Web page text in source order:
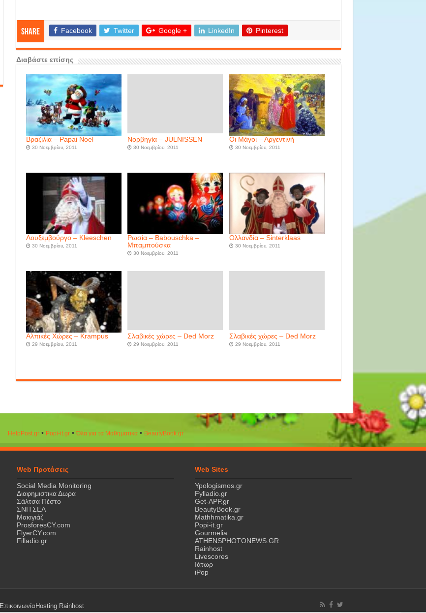
Share Facebook Twitter Google + LinkedIn Pinterest
Διαβάστε επίσης
Βραζιλία – Papai Noel
30 Νοεμβρίου, 2011
Νορβηγία – JULNISSEN
30 Νοεμβρίου, 2011
Οι Μάγοι – Αργεντινή
30 Νοεμβρίου, 2011
Λουξεμβούργο – Kleeschen
30 Νοεμβρίου, 2011
Ρωσία – Babouschka –
Μπαμπούσκα
30 Νοεμβρίου, 2011
Ολλανδία – Sinterklaas
30 Νοεμβρίου, 2011
Aλπικές Χώρες – Krampus
29 Νοεμβρίου, 2011
Σλαβικές χώρες – Ded Morz
29 Νοεμβρίου, 2011
Σλαβικές χώρες – Ded Morz
29 Νοεμβρίου, 2011
HelpPost.gr• Popi-it.gr•Όλα για τα Μαθηματικά• ΒeautyΒook.gr
Web Προτάσεις
Social Media Monitoring
Διαφημιστικα Δωρα
Σάλτσα Πέστο
ΣΝΙΤΣΕΛ
Μακιγιάζ
ProsforesCY.com
FlyerCY.com
Filladio.gr
Web Sites
Ypologismos.gr
Fylladio.gr
Get-APP.gr
BeautyBook.gr
Mathhmatika.gr
Popi-it.gr
Gourmelia
ATHENSPHOTONEWS.GR
Rainhost
Livescores
Ιάτωρ
iPop
Επικοινωνία Hosting Rainhost